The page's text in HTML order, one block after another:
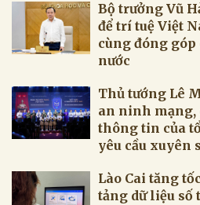
Bộ trưởng Vũ
để trí tuệ Việt
cùng đóng
nước
Thủ tướng Lê
an ninh mạng,
thông tin của
yêu cầu xuyên
Lào Cai tăng
tảng dữ liệu số